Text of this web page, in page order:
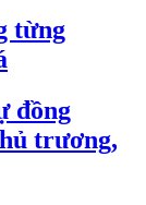
từng
đồng
trương,